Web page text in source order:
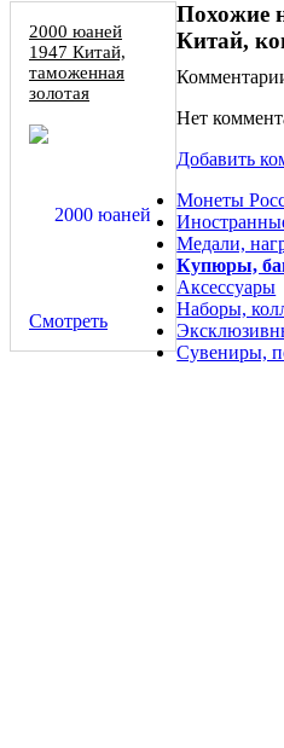
2000 юаней
1947 Китай,
таможенная
золотая
Смотреть
Похожие
Китай,
Нет
Добавить
Монеты
Медали,
Купюры,
Аксессуары
Наборы,
Сувениры,